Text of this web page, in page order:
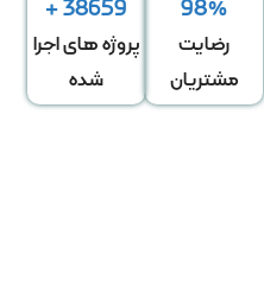
98%
رضایت
مشتریان
38659 +
پروژه های اجرا